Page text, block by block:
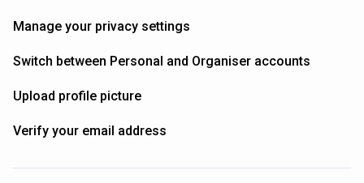
Manage your privacy settings
Switch between Personal and Organiser accounts
Upload profile picture
Verify your email address